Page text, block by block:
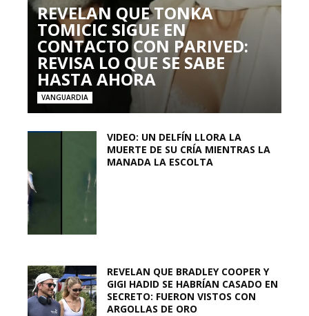
REVELAN QUE TONKA
TOMICIC SIGUE EN
CONTACTO CON PARIVED:
REVISA LO QUE SE SABE
HASTA AHORA
VANGUARDIA
VIDEO: UN DELFÍN LLORA LA
MUERTE DE SU CRÍA MIENTRAS LA
MANADA LA ESCOLTA
REVELAN QUE BRADLEY COOPER Y
GIGI HADID SE HABRÍAN CASADO EN
SECRETO: FUERON VISTOS CON
ARGOLLAS DE ORO